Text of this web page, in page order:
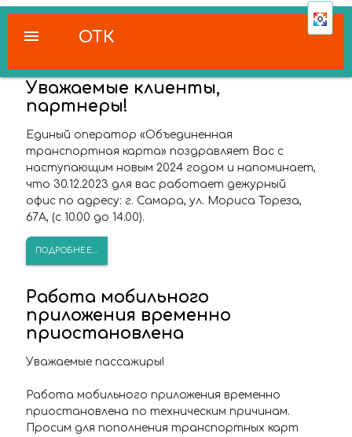
ОТК
menu
Уважаемые клиенты,
партнеры!
Единый оператор «Объединенная
транспортная карта» поздравляет Вас с
наступающим новым 2024 годом и напоминает,
что 30.12.2023 для вас работает дежурный
офис по адресу: г. Самара, ул. Мориса Тореза,
67А, (с 10.00 до 14.00).
ПОДРОБНЕЕ...
Работа мобильного
приложения временно
приостановлена
Уважаемые пассажиры!
Работа мобильного приложения временно
приостановлена по техническим причинам.
Просим для пополнения транспортных карт